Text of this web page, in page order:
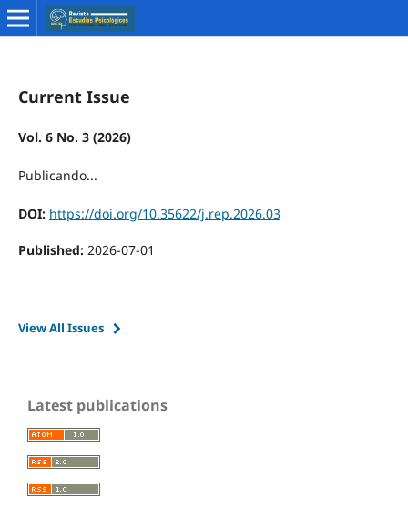
Current Issue
Vol. 6 No. 3 (2026)
Publicando...
DOI: https://doi.org/10.35622/j.rep.2026.03
Published: 2026-07-01
View All Issues
Latest publications